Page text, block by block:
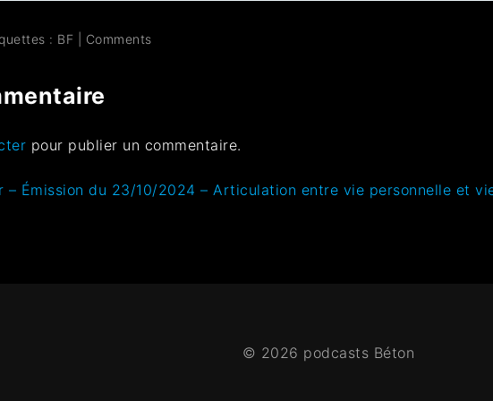
: BF Comments
pour publier un commentaire.
– Émission du 23/10/2024 – Articulation entre vie personnelle et
© 2026 podcasts Béton